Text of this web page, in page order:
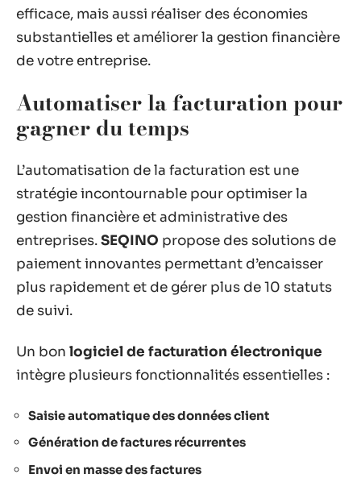
efficace, mais aussi réaliser des économies
substantielles et améliorer la gestion financière
de votre entreprise.
Automatiser la facturation pour
gagner du temps
L’automatisation de la facturation est une
stratégie incontournable pour optimiser la
gestion financière et administrative des
entreprises.SEQINO propose des solutions de
paiement innovantes permettant d’encaisser
plus rapidement et de gérer plus de 10 statuts
de suivi.
Un bon logiciel de facturation électronique
intègre plusieurs fonctionnalités essentielles :
Saisie automatique des données client
Génération de factures récurrentes
Envoi en masse des factures